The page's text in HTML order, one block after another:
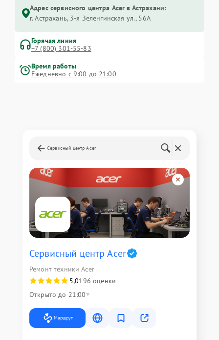
Адрес сервисного центра Acer в Астрахани:
г. Астрахань, 3-я Зеленгинская ул., 56А
Горячая линия
+7 (800) 301-55-83
Время работы
Ежедневно с 9:00 до 21:00
Сервисный центр Acer
Сервисный центр Acer
Ремонт техники Acer
5,0196 оценки
Открыто до 21:00
Маршрут